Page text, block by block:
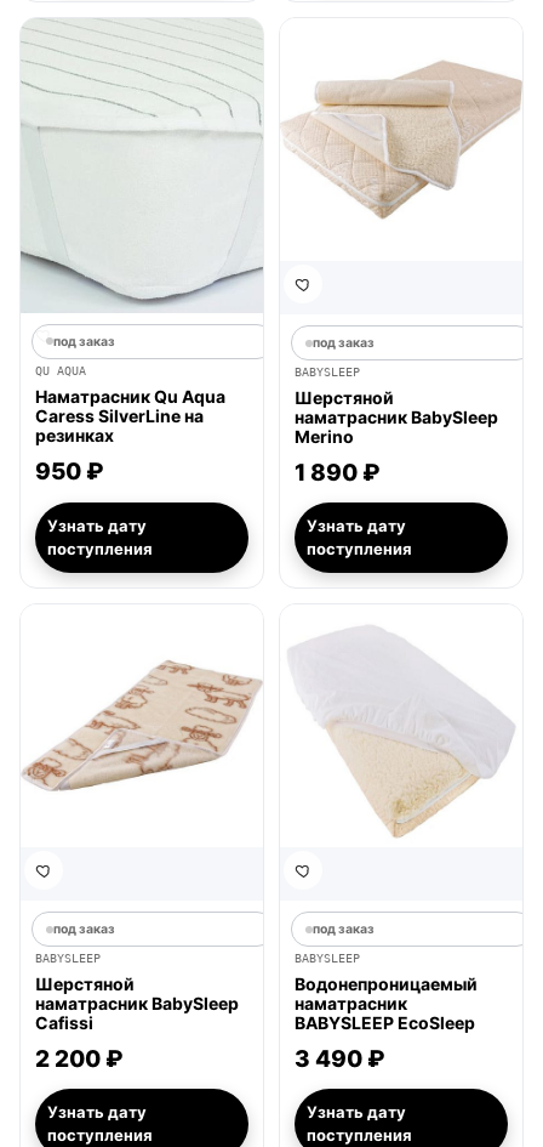
под заказ
QU AQUA
Наматрасник Qu Aqua
Caress SilverLine на
резинках
950 ₽
Узнать дату
поступления
под заказ
BABYSLEEP
Шерстяной
наматрасник BabySleep
Merino
1 890 ₽
Узнать дату
поступления
под заказ
BABYSLEEP
Шерстяной
наматрасник BabySleep
Cafissi
2 200 ₽
Узнать дату
поступления
под заказ
BABYSLEEP
Водонепроницаемый
наматрасник
BABYSLEEP EcoSleep
3 490 ₽
Узнать дату
поступления